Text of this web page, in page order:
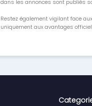
dans les annonces sont publiés
Restez également vigilant face
uniquement aux avantages